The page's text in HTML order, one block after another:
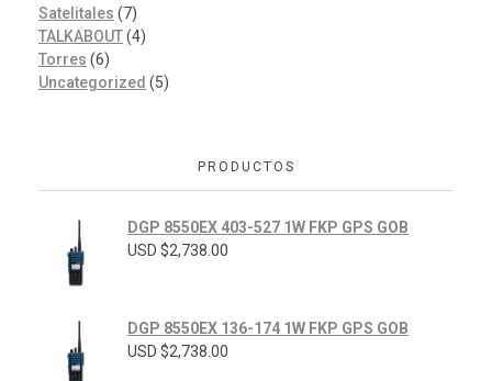
Satelitales (7)
TALKABOUT(4)
Torres (6)
Uncategorized (5)
PRODUCTOS
DGP 8550EX 403-527 1W FKP GPS GOB
USD $2,738.00
DGP 8550EX 136-174 1W FKP GPS GOB
USD $2,738.00